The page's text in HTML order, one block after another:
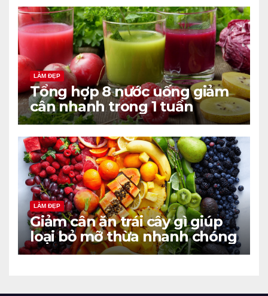
LÀM ĐẸP
Tổng hợp 8 nước uống giảm
cân nhanh trong 1 tuần
LÀM ĐẸP
Giảm cân ăn trái cây gì giúp
loại bỏ mỡ thừa nhanh chóng